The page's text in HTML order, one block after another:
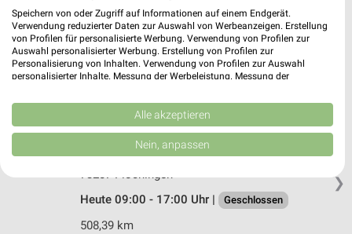
Woolworth Plochingen
Marktstr. 24
73207 Plochingen
Heute 09:00 - 17:00 Uhr | Geschlossen
❯
Ernsting's family Plochingen
Marktstrasse 22
73207 Plochingen
Heute 09:00 - 17:00 Uhr |
Geschlossen
508,39 km
Speichern von oder Zugriff auf Informationen auf einem Endgerät.
Verwendung reduzierter Daten zur Auswahl von Werbeanzeigen. Erstellung
von Profilen für personalisierte Werbung. Verwendung von Profilen zur
Auswahl personalisierter Werbung. Erstellung von Profilen zur
Personalisierung von Inhalten. Verwendung von Profilen zur Auswahl
personalisierter Inhalte. Messung der Werbeleistung. Messung der
Kombinationen von Daten aus verschiedenen Quellen. Entwicklung und
Verbesserung der Angebote. Verwendung reduzierter Daten zur Auswahl
von Inhalten.
Daten können außerhalb der Europäischen Union weitergegeben und in die
USA gesendet werden.
Website/App.
Partnerliste anzeigen (1 IAB-Anbieter)
Wir nutzen Ihre Daten für folgende Zwecke:
Alle akzeptieren
Nein, anpassen